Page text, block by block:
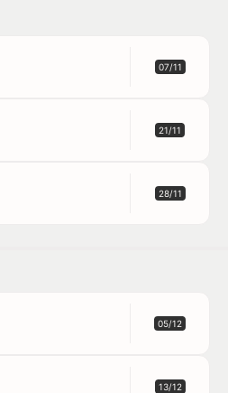
07/11
21/11
28/11
05/12
13/12